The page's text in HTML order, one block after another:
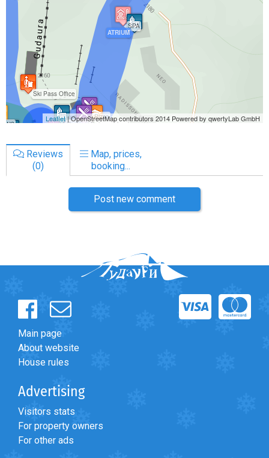
Reviews
(0)
Map, prices,
booking...
Post new comment
Main page
About website
House rules
Advertising
Visitors stats
For property owners
For other ads